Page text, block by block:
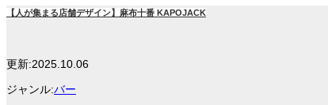
【人が集まる店舗デザイン】麻布十番 KAPOJACK
更新:2025.10.06
ジャンル:バー